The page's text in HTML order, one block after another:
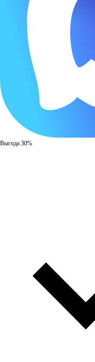
Выгода 30%